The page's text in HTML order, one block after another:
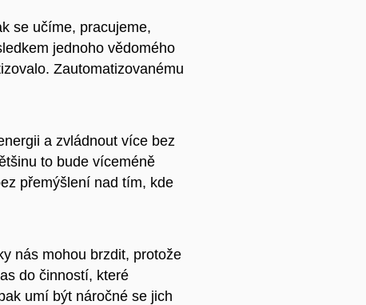
se učíme, pracujeme,
jednoho vědomého
Zautomatizovanému
a zvládnout více bez
to bude víceméně
přemýšlení nad tím, kde
nás mohou brzdit, protože
do činností, které
umí být náročné se jich